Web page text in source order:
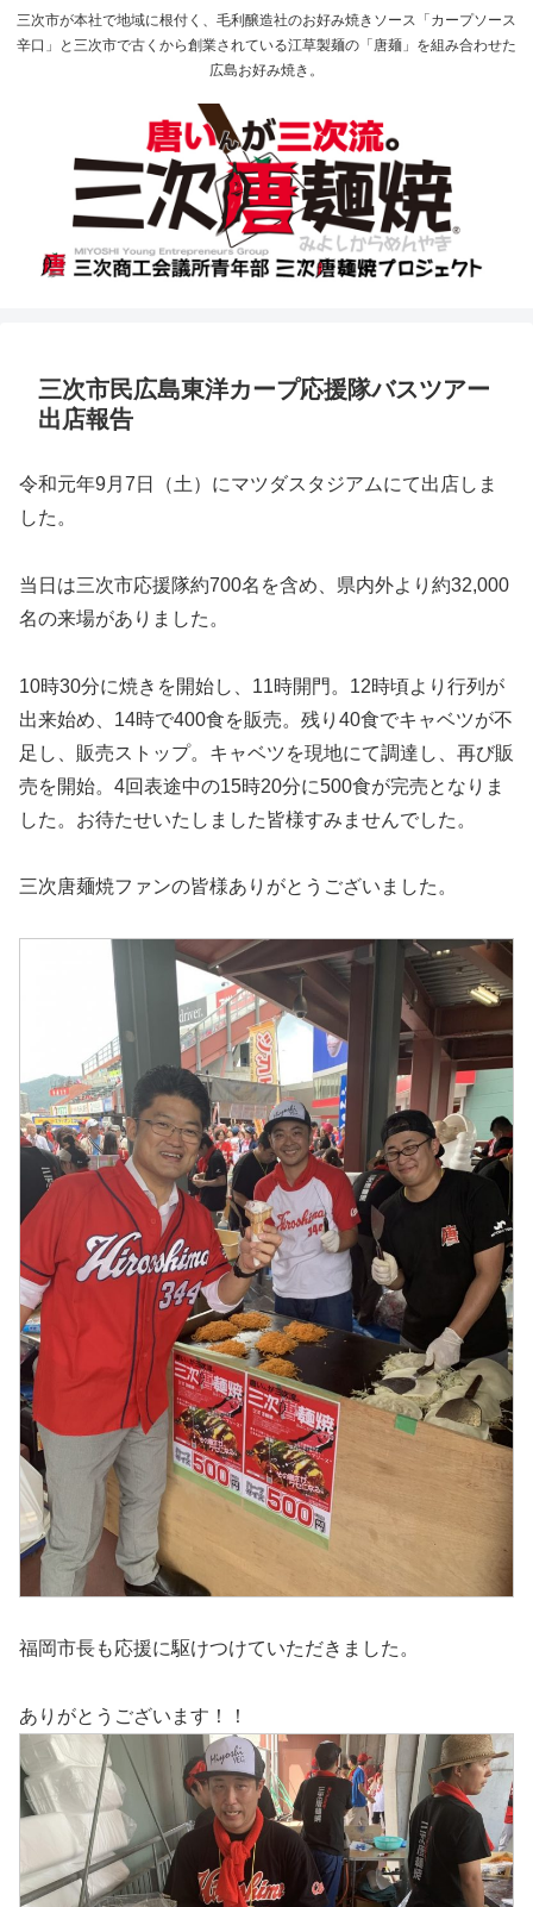
三次市が本社で地域に根付く、毛利醸造社のお好み焼きソース「カープソース
辛口」と三次市で古くから創業されている江草製麺の「唐麺」を組み合わせた
広島お好み焼き。
三次市民広島東洋カープ応援隊バスツアー
出店報告
令和元年9月7日（土）にマツダスタジアムにて出店しま
した。
当日は三次市応援隊約700名を含め、県内外より約32,000
名の来場がありました。
10時30分に焼きを開始し、11時開門。12時頃より行列が
出来始め、14時で400食を販売。残り40食でキャベツが不
足し、販売ストップ。キャベツを現地にて調達し、再び販
売を開始。4回表途中の15時20分に500食が完売となりま
した。お待たせいたしました皆様すみませんでした。
三次唐麺焼ファンの皆様ありがとうございました。
福岡市長も応援に駆けつけていただきました。
ありがとうございます！！